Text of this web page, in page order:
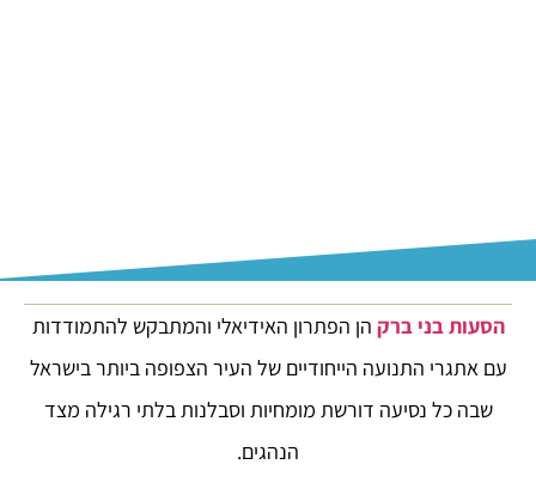
הסעות בני ברק הן הפתרון האידיאלי והמתבקש להתמודדות
עם אתגרי התנועה הייחודיים של העיר הצפופה ביותר בישראל
שבה כל נסיעה דורשת מומחיות וסבלנות בלתי רגילה מצד
הנהגים.